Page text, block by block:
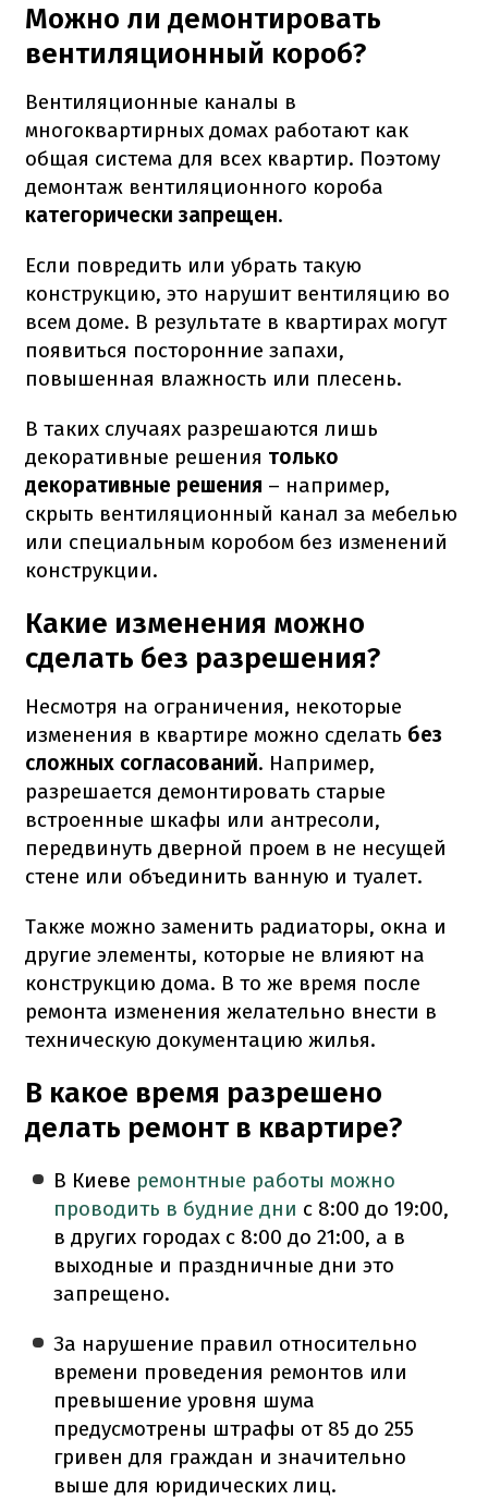
Можно ли демонтировать
вентиляционный короб?
Вентиляционные каналы в
многоквартирных домах работают как
общая система для всех квартир. Поэтому
демонтаж вентиляционного короба
категорически запрещен.
Если повредить или убрать такую
конструкцию, это нарушит вентиляцию во
всем доме. В результате в квартирах могут
появиться посторонние запахи,
повышенная влажность или плесень.
В таких случаях разрешаются лишь
декоративные решения только
декоративные решения – например,
скрыть вентиляционный канал за мебелью
или специальным коробом без изменений
конструкции.
Какие изменения можно
сделать без разрешения?
Несмотря на ограничения, некоторые
изменения в квартире можно сделать без
сложных согласований. Например,
разрешается демонтировать старые
встроенные шкафы или антресоли,
передвинуть дверной проем в не несущей
стене или объединить ванную и туалет.
Также можно заменить радиаторы, окна и
другие элементы, которые не влияют на
конструкцию дома. В то же время после
ремонта изменения желательно внести в
техническую документацию жилья.
В какое время разрешено
делать ремонт в квартире?
В Киеве ремонтные работы можно
проводить в будние дни с 8:00 до 19:00,
в других городах с 8:00 до 21:00, а в
выходные и праздничные дни это
запрещено.
За нарушение правил относительно
времени проведения ремонтов или
превышение уровня шума
предусмотрены штрафы от 85 до 255
гривен для граждан и значительно
выше для юридических лиц.